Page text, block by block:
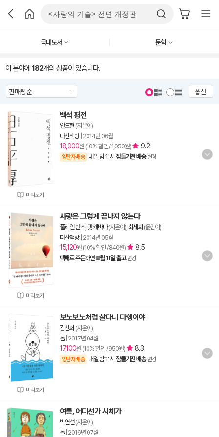
국내도서 문학
이 분야에 182개의 상품이 있습니다.
옵션
미리보기
백석 평전
안도현 (지은이)
다산책방| 2014년 06월
18,900원 (10% 할인 / 1,050원) 9.2
양탄자배송 내일 밤 11시 잠들기전 배송 변경
미리보기
사랑은 그렇게 끝나지 않는다
줄리언 반스, 팻 캐바나(지은이), 최세희 (옮긴이)
다산책방| 2014년 05월
15,120원 (10% 할인 / 840원) 8.5
택배로 주문하면 8월 11일 출고 변경
미리보기
보노보노처럼 살다니 다행이야
김신회 (지은이)
놀| 2017년 04월
17,100원 (10% 할인 / 950원) 8.3
양탄자배송 내일 밤 11시 잠들기전 배송 변경
여름, 어디선가 시체가
박연선(지은이)
놀| 2016년 07월